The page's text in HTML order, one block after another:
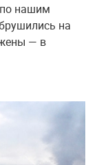
нашим
на
— в